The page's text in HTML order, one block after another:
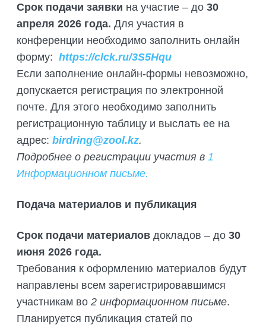
Срок подачи заявки на участие – до 30
апреля 2026 года. Для участия в
конференции необходимо заполнить онлайн
форму: https://clck.ru/3S5Hqu
Если заполнение онлайн-формы невозможно,
допускается регистрация по электронной
почте. Для этого необходимо заполнить
регистрационную таблицу и выслать ее на
адрес: birdring@zool.kz.
Подробнее о регистрации участия в 1
Информационном письме.
Подача материалов и публикация
Срок подачи материалов докладов – до 30
июня 2026 года.
Требования к оформлению материалов будут
направлены всем зарегистрировавшимся
участникам во 2 информационном письме.
Планируется публикация статей по